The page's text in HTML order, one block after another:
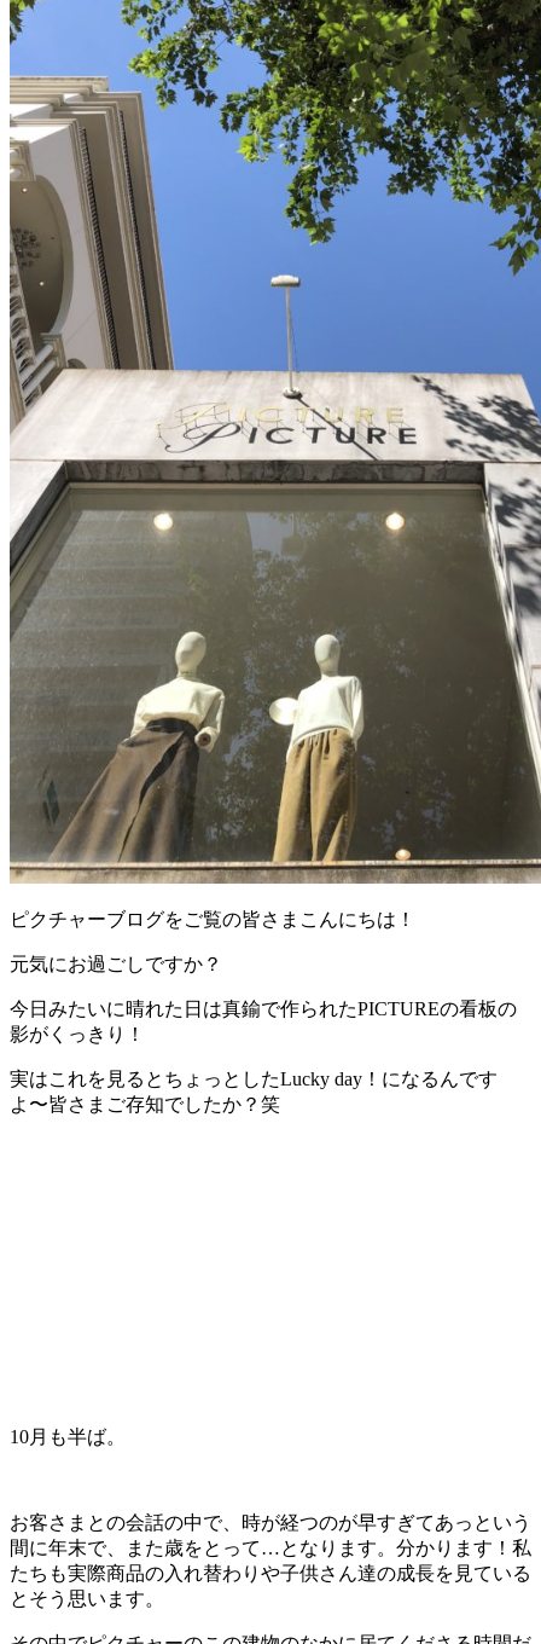
ピクチャーブログをご覧の皆さまこんにちは！
元気にお過ごしですか？
今日みたいに晴れた日は真鍮で作られたPICTUREの看板の
影がくっきり！
実はこれを見るとちょっとしたLucky day！になるんです
よ〜皆さまご存知でしたか？笑
10月も半ば。
お客さまとの会話の中で、時が経つのが早すぎてあっという
間に年末で、また歳をとって…となります。分かります！私
たちも実際商品の入れ替わりや子供さん達の成長を見ている
とそう思います。